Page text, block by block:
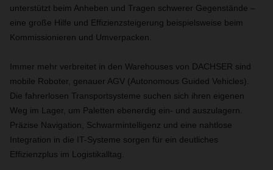
unterstützt beim Anheben und Tragen schwerer Gegenstände –
eine große Hilfe und Effizienzsteigerung beispielsweise beim
Kommissionieren und Umverpacken.
Immer mehr verbreitet in den Warehouses von DACHSER sind
mobile Roboter, genauer AGV (Autonomous Guided Vehicles).
Die fahrerlosen Transportsysteme suchen sich ihren eigenen
Weg im Lager, um Paletten ebenerdig ein- und auszulagern.
Präzise Navigation, Schwarmintelligenz und eine nahtlose
Integration in die IT-Systeme sorgen für ein deutliches
Effizienzplus im Logistikalltag.